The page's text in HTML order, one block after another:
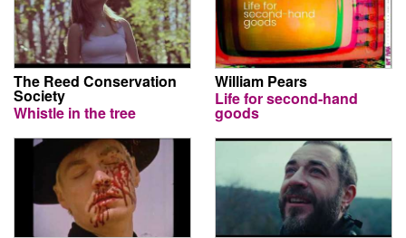
The Reed Conservation
Society
Whistle in the tree
William Pears
Life for second-hand
goods